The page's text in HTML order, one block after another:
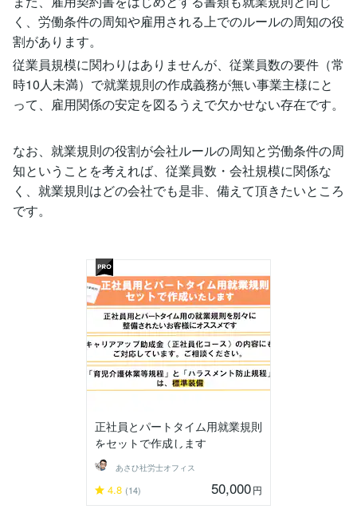
く、労働条件の周知や雇用される上でのルールの周知の役
割があります。
従業員規模に関わりはありませんが、従業員数の要件（常
時10人未満）で就業規則の作成義務が無い事業主様にと
って、雇用関係の安定を図るうえで欠かせない存在です。
なお、就業規則の役割が会社ルールの周知と労働条件の周
知ということを考えれば、従業員数・会社規模に関係な
く、就業規則はどの会社でも是非、備えて頂きたいところ
です。
正社員とパートタイム用就業規則
をセットで作成します
あさひ社労士オフィス
4.8 (14) 50,000円